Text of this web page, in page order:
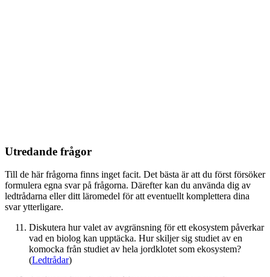
Utredande frågor
Till de här frågorna finns inget facit. Det bästa är att du först försöker
formulera egna svar på frågorna. Därefter kan du använda dig av
ledtrådarna eller ditt läromedel för att eventuellt komplettera dina
svar ytterligare.
Diskutera hur valet av avgränsning för ett ekosystem påverkar
vad en biolog kan upptäcka. Hur skiljer sig studiet av en
komocka från studiet av hela jordklotet som ekosystem?
(Ledtrådar)